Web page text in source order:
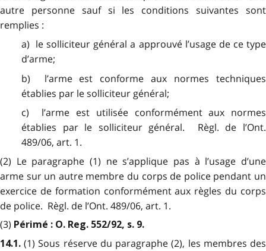
autre personne sauf si les conditions suivantes sont
remplies :
a) le solliciteur général a approuvé l’usage de ce type
d’arme;
b) l’arme est conforme aux normes techniques
établies par le solliciteur général;
c) l’arme est utilisée conformément aux normes
établies par le solliciteur général. Règl. de l’Ont.
489/06, art. 1.
(2) Le paragraphe (1) ne s’applique pas à l’usage d’une
arme sur un autre membre du corps de police pendant un
exercice de formation conformément aux règles du corps
de police. Règl. de l’Ont. 489/06, art. 1.
(3) Périmé : O. Reg. 552/92, s. 9.
14.1.(1) Sous réserve du paragraphe (2), les membres des